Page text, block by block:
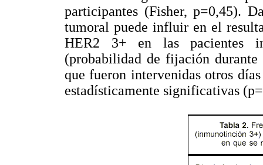
participantes (Fisher, p=0,45).
tumoral puede influir en el
HER2 3+ en las pacientes
(probabilidad de fijación
que fueron intervenidas otros
estadísticamente significativas